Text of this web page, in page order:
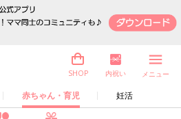
赤ちゃん・育児 妊活
SHOP 内祝い メニュー